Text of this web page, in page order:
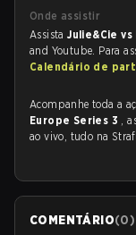
Onde assistir
AssistaJulie&Cie
and Youtube. Para
Calendário de
Acompanhe toda a
Europe Series 3 ,
ao vivo, tudo na
COMENTÁRIO(0)